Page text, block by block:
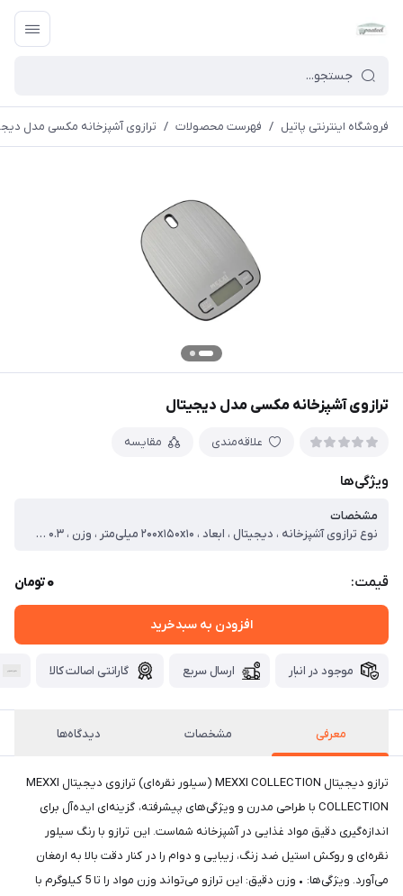
فروشگاه اینترنتی پاتیل / فهرست محصولات / ترازوی آشپزخانه مکسی مدل
ترازوی آشپزخانه مکسی مدل دیجیتال
علاقه‌مندی مقایسه
ویژگی‌ها
مشخصات
نوع ترازوی آشپزخانه ، دیجیتال ، ابعاد ، ۲۰۰x۱۵۰x۱۰ میلی‌متر ، وزن ، ۰.۳ کیلوگرم
قیمت: 0تومان
افزودن به سبدخرید
موجود در انبار ارسال سریع گارانتی اصالت کالا
معرفی مشخصات دیدگاه‌ها
ترازو دیجیتال MEXXI COLLECTION (سیلور نقره‌ای) ترازوی دیجیتال MEXXI
COLLECTION با طراحی مدرن و ویژگی‌های پیشرفته، گزینه‌ای ایده‌آل برای
اندازه‌گیری دقیق مواد غذایی در آشپزخانه شماست. این ترازو با رنگ سیلور
نقره‌ای و روکش استیل ضد زنگ، زیبایی و دوام را در کنار دقت بالا به ارمغان
می‌آورد. ویژگی‌ها: • وزن دقیق: این ترازو می‌تواند وزن مواد را تا 5 کیلوگرم با